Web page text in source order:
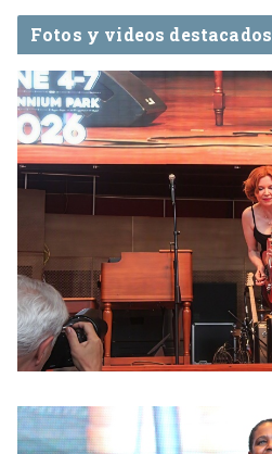
Fotos y videos destacados